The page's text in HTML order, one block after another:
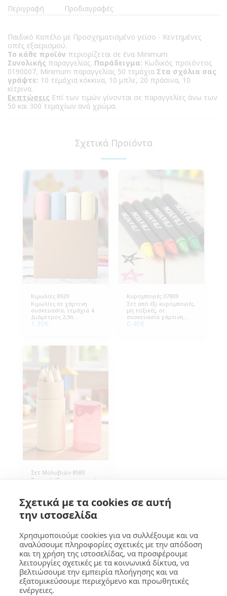
Περιγραφή Προδιαγραφές
Παιδικό Καπέλο με Προσχηματισμένο γείσο - Κεντημένες
οπές εξαερισμού.
Το κάθε προϊόν περιορίζεται σε ένα Minimum
Συνολικής παραγγελίας. Παράδειγμα: Κωδικός προϊόντος
0190007, Minimum παραγγελίας 50 τεμάχια Στα σχόλια σας
γράψτε: 10 τεμάχια κόκκινα, 10 μπλε, 20 πράσινα, 10
κίτρινα.
Εκπτώσεις Επί των τιμών γίνονται σε παραγγελίες άνω των
50 και 300 τεμαχίων ανά χρώμα.
Σχετικά Προϊόντα
Κιμωλίες 8929
Κιμωλίες σε χάρτινη
συσκευασία, τεμάχια 4.
Διάμετρος 2,5π.
Συσκευασία 9,5x10,5εκ
1.30€
Κυρομπογιές 07809
Σετ από έξι κυρομπογιές,
μη τοξικές, σε
συσκευασία χάρτινη.
Διάσταση 5x9εκ (Β*Υ),
0.40€
Σετ Μολυβιών 8580
Σετ από έξι χρωματιστά
4,5x9εκ (Β*Υ),
Συσκευασία 400 τεμάχια.
0.70€
ΓΚΟΥΜΑ Design
Πνευματικά Δικαιώματα © 2026 Όλα τα δικαιώματα κατοχυρωμένα
Όροι|Προστασία Προσωπικών Δεδομένων|Προσβασιμότητα
Σχετικά με τα cookies σε αυτή
την ιστοσελίδα
Χρησιμοποιούμε cookies για να συλλέξουμε και να
αναλύσουμε πληροφορίες σχετικές με την απόδοση
και τη χρήση της ιστοσελίδας, να προσφέρουμε
λειτουργίες σχετικές με τα κοινωνικά δίκτυα, να
βελτιώσουμε την εμπειρία πλοήγησης και να
εξατομικεύσουμε περιεχόμενο και προωθητικές
ενέργειες.